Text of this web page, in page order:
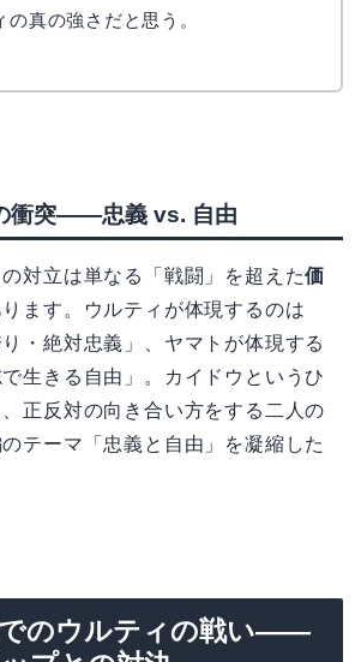
の真の強さだと思う。
衝突——忠義 vs. 自由
対立は単なる「戦闘」を超えた価
ます。ウルティが体現するのは
り・絶対忠義」、ヤマトが体現する
生きる自由」。カイドウというひ
正反対の向き合い方をする二人の
テーマ「忠義と自由」を凝縮した
でのウルティの戦い——